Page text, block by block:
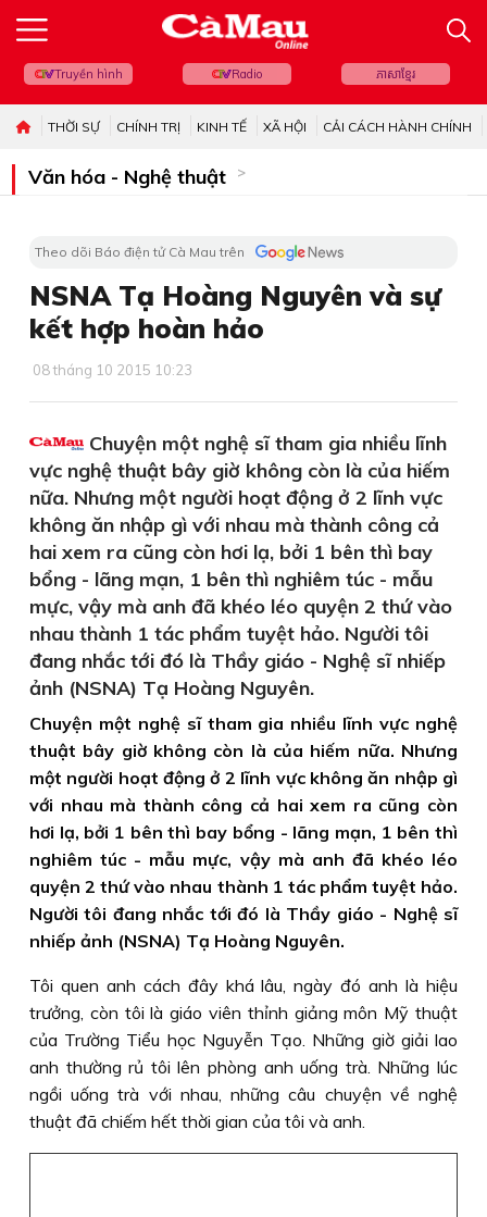
Truyền hình Radio ភាសាខ្មែរ
THỜI SỰ CHÍNH TRỊ KINH TẾ XÃ HỘI CẢI CÁCH HÀNH CHÍNH
Văn hóa - Nghệ thuật
Theo dõi Báo điện tử Cà Mau trên
NSNA Tạ Hoàng Nguyên và sự
kết hợp hoàn hảo
08 tháng 10 2015 10:23
Chuyện một nghệ sĩ tham gia nhiều lĩnh
vực nghệ thuật bây giờ không còn là của hiếm
nữa. Nhưng một người hoạt động ở 2 lĩnh vực
không ăn nhập gì với nhau mà thành công cả
hai xem ra cũng còn hơi lạ, bởi 1 bên thì bay
bổng - lãng mạn, 1 bên thì nghiêm túc - mẫu
mực, vậy mà anh đã khéo léo quyện 2 thứ vào
nhau thành 1 tác phẩm tuyệt hảo. Người tôi
đang nhắc tới đó là Thầy giáo - Nghệ sĩ nhiếp
ảnh (NSNA) Tạ Hoàng Nguyên.
Chuyện một nghệ sĩ tham gia nhiều lĩnh vực nghệ
thuật bây giờ không còn là của hiếm nữa. Nhưng
một người hoạt động ở 2 lĩnh vực không ăn nhập gì
với nhau mà thành công cả hai xem ra cũng còn
hơi lạ, bởi 1 bên thì bay bổng - lãng mạn, 1 bên thì
nghiêm túc - mẫu mực, vậy mà anh đã khéo léo
quyện 2 thứ vào nhau thành 1 tác phẩm tuyệt hảo.
Người tôi đang nhắc tới đó là Thầy giáo - Nghệ sĩ
nhiếp ảnh (NSNA) Tạ Hoàng Nguyên.
Tôi quen anh cách đây khá lâu, ngày đó anh là hiệu
trưởng, còn tôi là giáo viên thỉnh giảng môn Mỹ thuật
của Trường Tiểu học Nguyễn Tạo. Những giờ giải lao
anh thường rủ tôi lên phòng anh uống trà. Những lúc
ngồi uống trà với nhau, những câu chuyện về nghệ
thuật đã chiếm hết thời gian của tôi và anh.